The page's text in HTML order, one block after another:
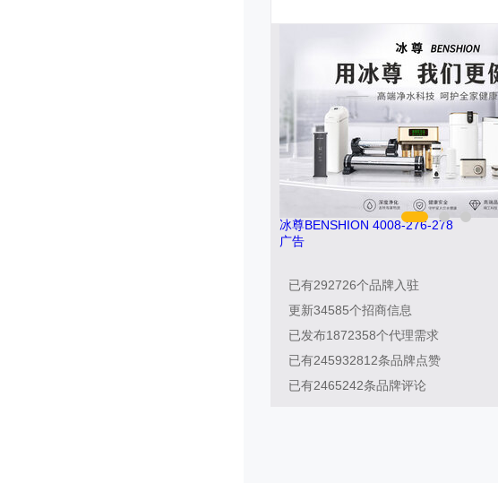
冰尊BENSHION 4008-276-278
广告
已有292726个品牌入驻
更新34585个招商信息
已发布1872358个代理需求
已有245932812条品牌点赞
已有2465242条品牌评论